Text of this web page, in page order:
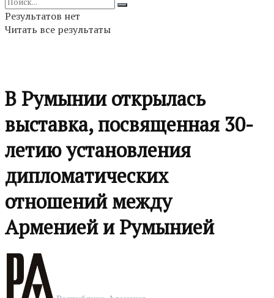
Результатов нет
Читать все результаты
В Румынии открылась
выставка, посвященная 30-
летию установления
дипломатических
отношений между
Арменией и Румынией